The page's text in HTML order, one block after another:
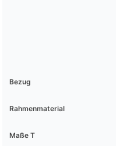
Bezug
Rahmenmaterial
Maße T